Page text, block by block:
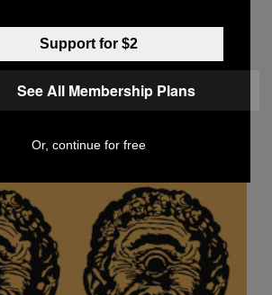
Developer
to Major PC
Issues
Brent Koepp
Support for $2
See All Membership Plans
Or, continue for free